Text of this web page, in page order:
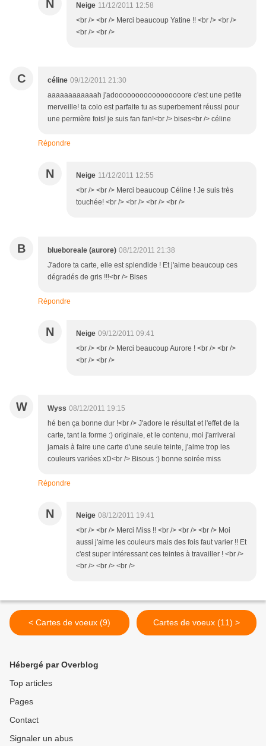
N Neige 11/12/2011 12:58
<br /> <br /> Merci beaucoup Yatine !! <br /> <br />
<br /> <br />
C céline 09/12/2011 21:30
aaaaaaaaaaaah j'adooooooooooooooooore c'est une petite
merveille! ta colo est parfaite tu as superbement réussi pour
une permière fois! je suis fan fan!<br /> bises<br /> céline
Répondre
N Neige 11/12/2011 12:55
<br /> <br /> Merci beaucoup Céline ! Je suis très
touchée! <br /> <br /> <br /> <br />
B blueboreale (aurore) 08/12/2011 21:38
J'adore ta carte, elle est splendide ! Et j'aime beaucoup ces
dégradés de gris !!!<br /> Bises
Répondre
N Neige 09/12/2011 09:41
<br /> <br /> Merci beaucoup Aurore ! <br /> <br />
<br /> <br />
W Wyss 08/12/2011 19:15
hé ben ça bonne dur !<br /> J'adore le résultat et l'effet de la
carte, tant la forme :) originale, et le contenu, moi j'arriverai
jamais à faire une carte d'une seule teinte, j'aime trop les
couleurs variées xD<br /> Bisous :) bonne soirée miss
Répondre
N Neige 08/12/2011 19:41
<br /> <br /> Merci Miss !! <br /> <br /> <br /> Moi
aussi j'aime les couleurs mais des fois faut varier !! Et
c'est super intéressant ces teintes à travailler ! <br />
<br /> <br /> <br />
< Cartes de voeux (9) Cartes de voeux (11) >
Hébergé par Overblog
Top articles
Pages
Contact
Signaler un abus